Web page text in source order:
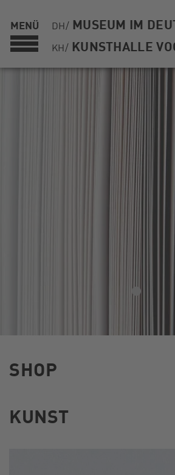
MENÜ DH/ MUSEUM IM
KH/ KUNSTHALLE
SHOP
KUNST